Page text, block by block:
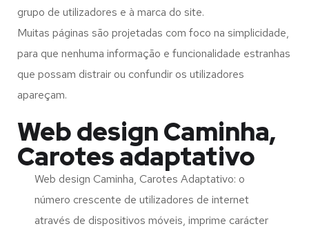
grupo de utilizadores e à marca do site.
Muitas páginas são projetadas com foco na simplicidade,
para que nenhuma informação e funcionalidade estranhas
que possam distrair ou confundir os utilizadores
apareçam.
Web design Caminha,
Carotes adaptativo
Web design Caminha, Carotes Adaptativo: o
número crescente de utilizadores de internet
através de dispositivos móveis, imprime carácter